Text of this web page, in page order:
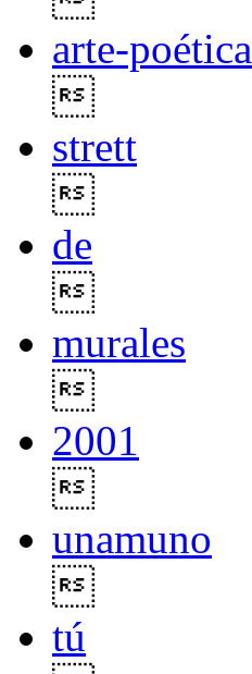
arte-poética
strett
de
murales
2001
unamuno
tú